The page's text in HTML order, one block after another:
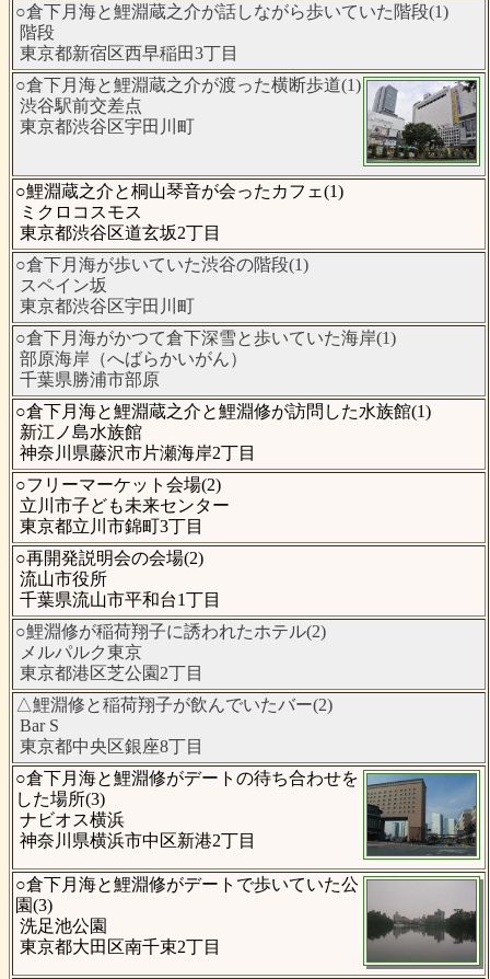
○倉下月海と鯉淵蔵之介が話しながら歩いていた階段(1)
階段
東京都新宿区西早稲田3丁目
○倉下月海と鯉淵蔵之介が渡った横断歩道(1)
渋谷駅前交差点
東京都渋谷区宇田川町
○鯉淵蔵之介と桐山琴音が会ったカフェ(1)
ミクロコスモス
東京都渋谷区道玄坂2丁目
○倉下月海が歩いていた渋谷の階段(1)
スペイン坂
東京都渋谷区宇田川町
○倉下月海がかつて倉下深雪と歩いていた海岸(1)
部原海岸（へばらかいがん）
千葉県勝浦市部原
○倉下月海と鯉淵蔵之介と鯉淵修が訪問した水族館(1)
新江ノ島水族館
神奈川県藤沢市片瀬海岸2丁目
○フリーマーケット会場(2)
立川市子ども未来センター
東京都立川市錦町3丁目
○再開発説明会の会場(2)
流山市役所
千葉県流山市平和台1丁目
○鯉淵修が稲荷翔子に誘われたホテル(2)
メルパルク東京
東京都港区芝公園2丁目
△鯉淵修と稲荷翔子が飲んでいたバー(2)
Bar S
東京都中央区銀座8丁目
○倉下月海と鯉淵修がデートの待ち合わせを
した場所(3)
ナビオス横浜
神奈川県横浜市中区新港2丁目
○倉下月海と鯉淵修がデートで歩いていた公
園(3)
洗足池公園
東京都大田区南千束2丁目